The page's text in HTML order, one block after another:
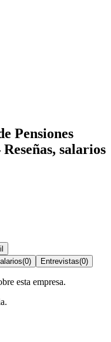
Pensiones
salarios
(0) Entrevistas(0)
esta empresa.